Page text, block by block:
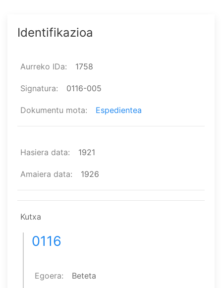
Identifikazioa
Aurreko IDa 1758
Signatura 0116-005
Dokumentu mota Espedientea
Hasiera data 1921
Amaiera data 1926
Kutxa
0116
Egoera Beteta